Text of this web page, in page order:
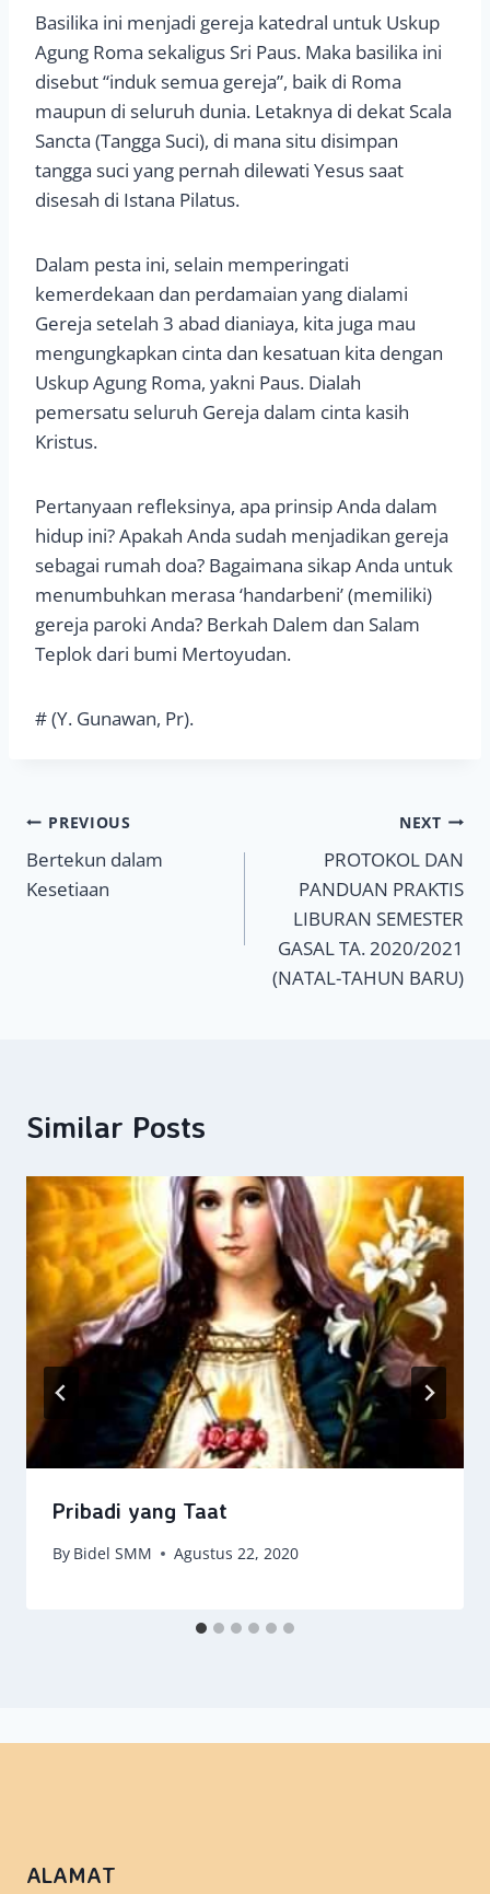
Basilika ini menjadi gereja katedral untuk Uskup
Agung Roma sekaligus Sri Paus. Maka basilika ini
disebut “induk semua gereja”, baik di Roma
maupun di seluruh dunia. Letaknya di dekat Scala
Sancta (Tangga Suci), di mana situ disimpan
tangga suci yang pernah dilewati Yesus saat
disesah di Istana Pilatus.
Dalam pesta ini, selain memperingati
kemerdekaan dan perdamaian yang dialami
Gereja setelah 3 abad dianiaya, kita juga mau
mengungkapkan cinta dan kesatuan kita dengan
Uskup Agung Roma, yakni Paus. Dialah
pemersatu seluruh Gereja dalam cinta kasih
Kristus.
Pertanyaan refleksinya, apa prinsip Anda dalam
hidup ini? Apakah Anda sudah menjadikan gereja
sebagai rumah doa? Bagaimana sikap Anda untuk
menumbuhkan merasa ‘handarbeni’ (memiliki)
gereja paroki Anda? Berkah Dalem dan Salam
Teplok dari bumi Mertoyudan.
# (Y. Gunawan, Pr).
Navigasi
pos
PREVIOUS
Bertekun dalam
Kesetiaan
NEXT
PROTOKOL DAN
PANDUAN PRAKTIS
LIBURAN SEMESTER
GASAL TA. 2020/2021
(NATAL-TAHUN BARU)
Similar Posts
Pribadi yang Taat
By Bidel SMM Agustus 22, 2020
ALAMAT